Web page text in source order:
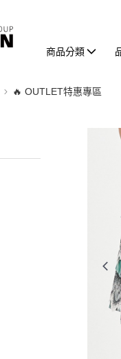
商品分類
🔥 OUTLET特惠專區